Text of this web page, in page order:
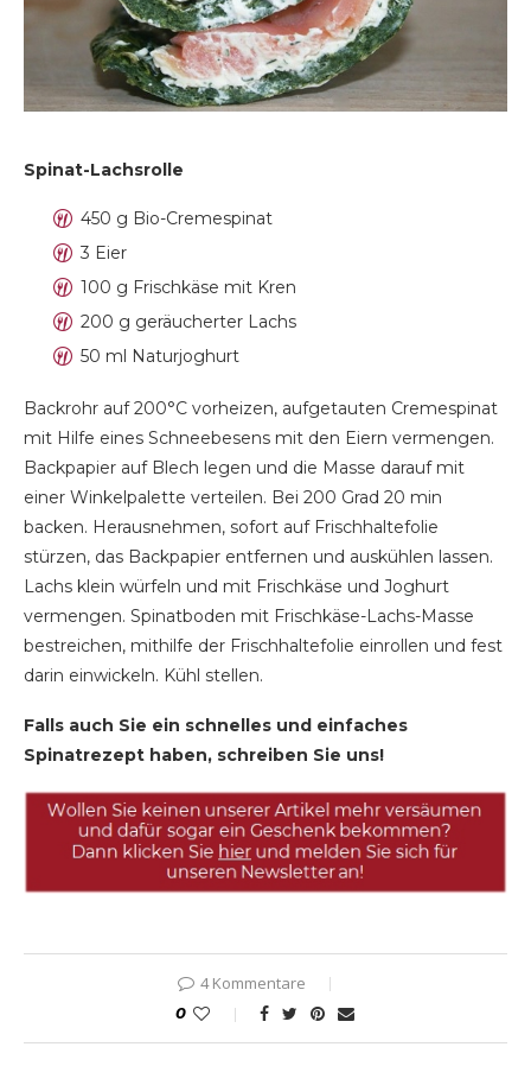
Spinat-Lachsrolle
450 g Bio-Cremespinat
3 Eier
100 g Frischkäse mit Kren
200 g geräucherter Lachs
50 ml Naturjoghurt
Backrohr auf 200°C vorheizen, aufgetauten Cremespinat
mit Hilfe eines Schneebesens mit den Eiern vermengen.
Backpapier auf Blech legen und die Masse darauf mit
einer Winkelpalette verteilen. Bei 200 Grad 20 min
backen. Herausnehmen, sofort auf Frischhaltefolie
stürzen, das Backpapier entfernen und auskühlen lassen.
Lachs klein würfeln und mit Frischkäse und Joghurt
vermengen. Spinatboden mit Frischkäse-Lachs-Masse
bestreichen, mithilfe der Frischhaltefolie einrollen und fest
darin einwickeln. Kühl stellen.
Falls auch Sie ein schnelles und einfaches
Spinatrezept haben, schreiben Sie uns!
4 Kommentare
0